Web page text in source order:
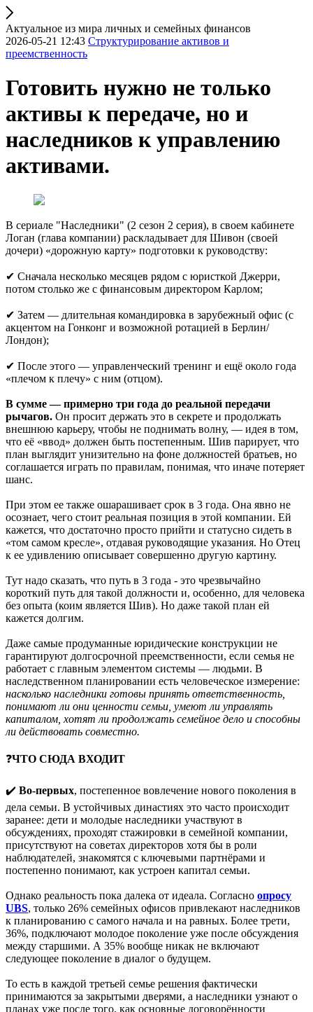
Актуальное из мира личных и семейных финансов
2026-05-21 12:43 Структурирование активов и
преемственность
Готовить нужно не только
активы к передаче, но и
наследников к управлению
активами.
В сериале "Наследники" (2 сезон 2 серия), в своем кабинете
Логан (глава компании) раскладывает для Шивон (своей
дочери) «дорожную карту» подготовки к руководству:
✔ Сначала несколько месяцев рядом с юристкой Джерри,
потом столько же с финансовым директором Карлом;
✔ Затем — длительная командировка в зарубежный офис (с
акцентом на Гонконг и возможной ротацией в Берлин/
Лондон);
✔ После этого — управленческий тренинг и ещё около года
«плечом к плечу» с ним (отцом).
В сумме — примерно три года до реальной передачи
рычагов. Он просит держать это в секрете и продолжать
внешнюю карьеру, чтобы не поднимать волну, — идея в том,
что её «ввод» должен быть постепенным. Шив парирует, что
план выглядит унизительно на фоне должностей братьев, но
соглашается играть по правилам, понимая, что иначе потеряет
шанс.
При этом ее также ошарашивает срок в 3 года. Она явно не
осознает, чего стоит реальная позиция в этой компании. Ей
кажется, что достаточно просто прийти и статусно сидеть в
«том самом кресле», отдавая руководящие указания. Но Отец
к ее удивлению описывает совершенно другую картину.
Тут надо сказать, что путь в 3 года - это чрезвычайно
короткий путь для такой должности и, особенно, для человека
без опыта (коим является Шив). Но даже такой план ей
кажется долгим.
Даже самые продуманные юридические конструкции не
гарантируют долгосрочной преемственности, если семья не
работает с главным элементом системы — людьми. В
наследственном планировании есть человеческое измерение:
насколько наследники готовы принять ответственность,
понимают ли они ценности семьи, умеют ли управлять
капиталом, хотят ли продолжать семейное дело и способны
ли действовать совместно.
❓ЧТО СЮДА ВХОДИТ
✔️ Во-первых, постепенное вовлечение нового поколения в
дела семьи. В устойчивых династиях это часто происходит
заранее: дети и молодые наследники участвуют в
обсуждениях, проходят стажировки в семейной компании,
присутствуют на советах директоров хотя бы в роли
наблюдателей, знакомятся с ключевыми партнёрами и
постепенно понимают, как устроен капитал семьи.
Однако реальность пока далека от идеала. Согласно опросу
UBS, только 26% семейных офисов привлекают наследников
к планированию с самого начала и на равных. Более трети,
36%, подключают молодое поколение уже после обсуждения
между старшими. А 35% вообще никак не включают
следующее поколение в диалог о будущем.
То есть в каждой третьей семье решения фактически
принимаются за закрытыми дверями, а наследники узнают о
планах уже после того, как основные договорённости